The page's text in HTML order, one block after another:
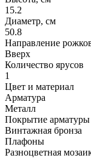
15.2
Диаметр, см
50.8
Направление
Вверх
Количество ярусов
1
Цвет и материал
Арматура
Металл
Покрытие арматуры
Винтажная бронза
Плафоны
Разноцветная